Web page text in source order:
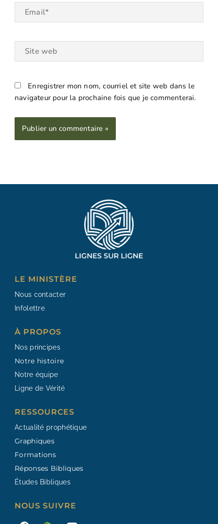
Email*
Site
Enregistrer mon nom, courriel et site web dans le
navigateur pour la prochaine fois que je commenterai.
LE MINISTÈRE
Nous contacter
Infolettre
À PROPOS
Nos principes
Notre histoire
Notre équipe
Ligne de Vérité
RESSOURCES​
Actualité prophétique
Graphiques
Formations
Réponses Bibliques
Études Bibliques
NOUS SUIVRE
F Y